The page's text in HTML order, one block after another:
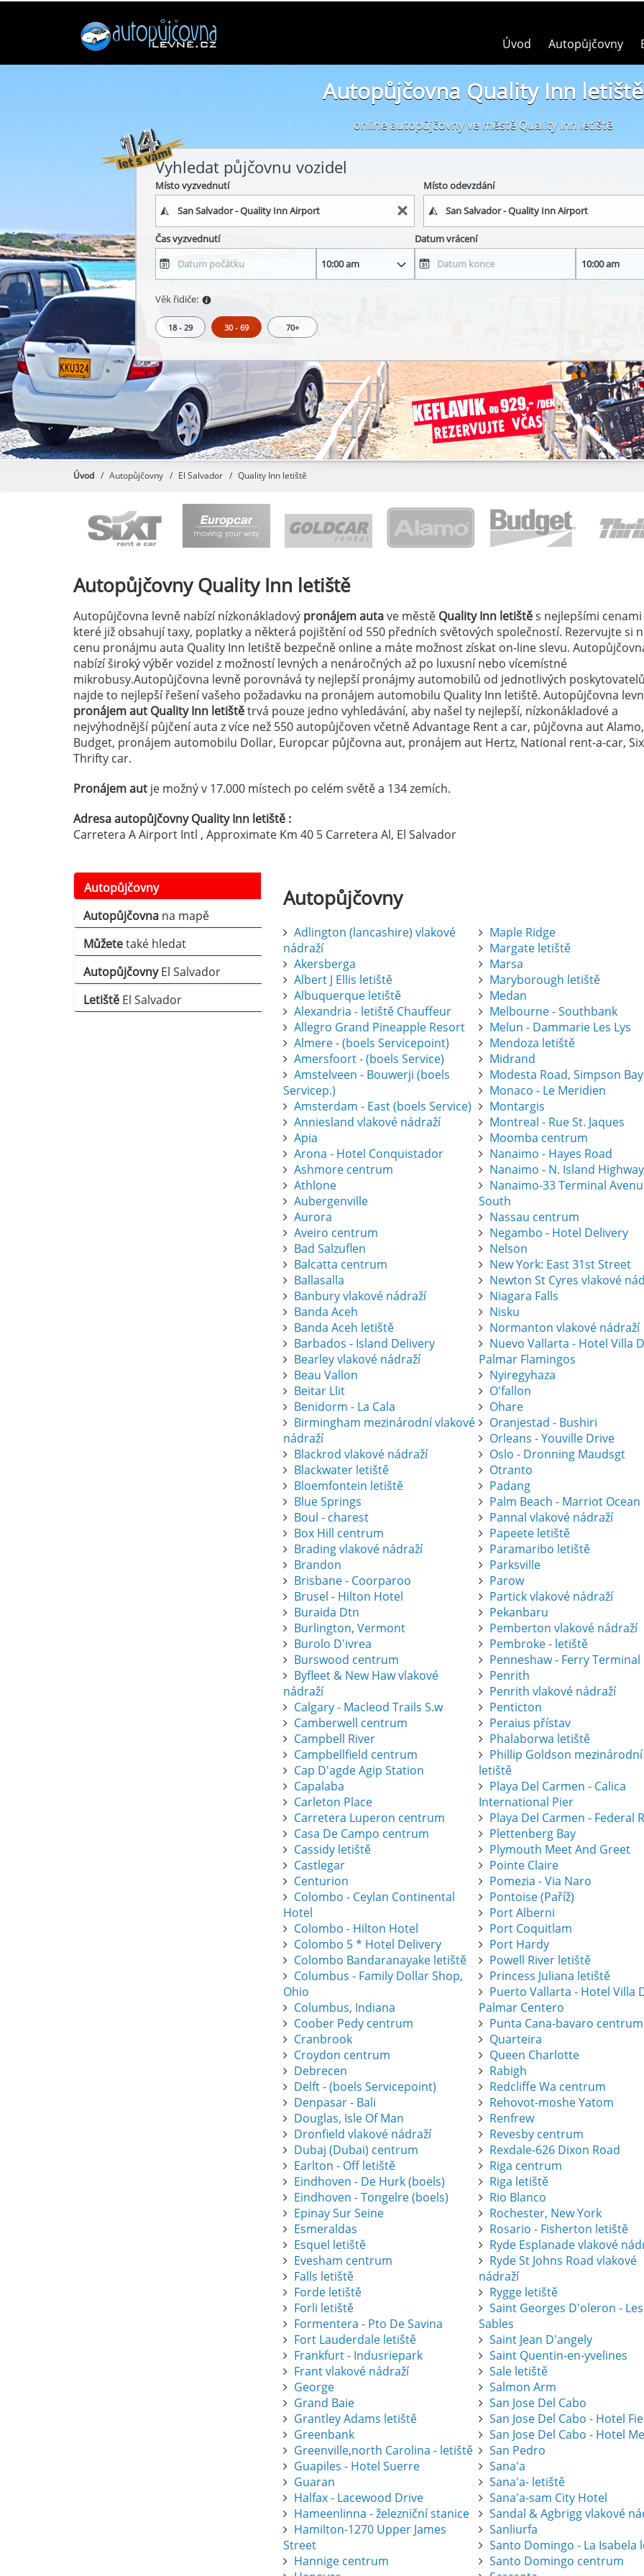
Úvod Autopůjčovny
Autopůjčovna Quality Inn letiště
online autopůjčovny ve městě Quality Inn letiště
Vyhledat půjčovnu vozidel
Místo vyzvednutí Místo odevzdání
Čas vyzvednutí Datum vrácení
Věk řidiče:
18 - 29 30 - 69 70+
Úvod Autopůjčovny El Salvador Quality Inn letiště
AutopůjčovnyQuality Inn letiště
Autopůjčovna levně nabízí nízkonákladový pronájem autave městě Quality Inn letištěs nejlepšími
které již obsahují taxy, poplatky a některá pojištění od 550 předních světových společností. Rezervujte si
cenu pronájmu auta Quality Inn letiště bezpečně online a máte možnost získat on-line slevu.
nabízí široký výběr vozidel z možností levných a nenáročných až po luxusní nebo vícemístné
mikrobusy.Autopůjčovna levně porovnává ty nejlepší pronájmy automobilů od jednotlivých
najde to nejlepší řešení vašeho požadavku na pronájem automobilu Quality Inn letiště. Autopůjčovna
pronájem aut Quality Inn letištětrvá pouze jedno vyhledávání, aby našel ty nejlepší, nízkonákladové a
nejvýhodnější půjčení auta z více než 550 autopůjčoven včetně Advantage Rent a car, půjčovna aut Alamo,
Budget, pronájem automobilu Dollar, Europcar půjčovna aut, pronájem aut Hertz, National rent-a-car,
Thrifty car.
Pronájem aut je možný v 17.000 místech po celém světě a 134 zemích.
Adresa autopůjčovny Quality Inn letiště :
Carretera A Airport Intl , Approximate Km 40 5 Carretera Al, El Salvador
Autopůjčovny
Autopůjčovna na mapě
Můžetetaké hledat
AutopůjčovnyEl Salvador
Letiště El Salvador
Autopůjčovny
Adlington (lancashire) vlakové
nádraží
Akersberga
Albert J Ellis letiště
Albuquerque letiště
Alexandria - letiště Chauffeur
Allegro Grand Pineapple Resort
Almere - (boels Servicepoint)
Amersfoort - (boels Service)
Amstelveen - Bouwerji (boels
Servicep.)
Amsterdam - East (boels Service)
Anniesland vlakové nádraží
Apia
Arona - Hotel Conquistador
Ashmore centrum
Athlone
Aubergenville
Aurora
Aveiro centrum
Bad Salzuflen
Balcatta centrum
Ballasalla
Banbury vlakové nádraží
Banda Aceh
Banda Aceh letiště
Barbados - Island Delivery
Bearley vlakové nádraží
Beau Vallon
Beitar Llit
Benidorm - La Cala
Birmingham mezinárodní vlakové
nádraží
Blackrod vlakové nádraží
Blackwater letiště
Bloemfontein letiště
Blue Springs
Boul - charest
Box Hill centrum
Brading vlakové nádraží
Brandon
Brisbane - Coorparoo
Brusel - Hilton Hotel
Buraida Dtn
Burlington, Vermont
Burolo D'ivrea
Burswood centrum
Byfleet & New Haw vlakové
nádraží
Calgary - Macleod Trails S.w
Camberwell centrum
Campbell River
Campbellfield centrum
Cap D'agde Agip Station
Capalaba
Carleton Place
Carretera Luperon centrum
Casa De Campo centrum
Cassidy letiště
Castlegar
Centurion
Colombo - Ceylan Continental
Hotel
Colombo - Hilton Hotel
Colombo 5 * Hotel Delivery
Colombo Bandaranayake letiště
Columbus - Family Dollar Shop,
Ohio
Columbus, Indiana
Coober Pedy centrum
Cranbrook
Croydon centrum
Debrecen
Delft - (boels Servicepoint)
Denpasar - Bali
Douglas, Isle Of Man
Dronfield vlakové nádraží
Dubaj (Dubai) centrum
Earlton - Off letiště
Eindhoven - De Hurk (boels)
Eindhoven - Tongelre (boels)
Epinay Sur Seine
Esmeraldas
Esquel letiště
Evesham centrum
Falls letiště
Forde letiště
Forli letiště
Formentera - Pto De Savina
Fort Lauderdale letiště
Frankfurt - Indusriepark
Frant vlakové nádraží
George
Grand Baie
Grantley Adams letiště
Greenbank
Greenville,north Carolina - letiště
Guapiles - Hotel Suerre
Guaran
Halfax - Lacewood Drive
Hameenlinna - železniční stanice
Hamilton-1270 Upper James
Street
Hannige centrum
Maple Ridge
Margate letiště
Marsa
Maryborough letiště
Medan
Melbourne - Southbank
Melun - Dammarie Les Lys
Mendoza letiště
Midrand
Modesta Road, Simpson Bay
Monaco - Le Meridien
Montargis
Montreal - Rue St. Jaques
Moomba centrum
Nanaimo - Hayes Road
Nanaimo - N. Island Highway
Nanaimo-33 Terminal
South
Nassau centrum
Negambo - Hotel Delivery
Nelson
New York: East 31st Street
Newton St Cyres vlakové
Niagara Falls
Nisku
Normanton vlakové nádraží
Nuevo Vallarta - Hotel Villa
Palmar Flamingos
Nyiregyhaza
O'fallon
Ohare
Oranjestad - Bushiri
Orleans - Youville Drive
Oslo - Dronning Maudsgt
Otranto
Padang
Palm Beach - Marriot Ocean
Pannal vlakové nádraží
Papeete letiště
Paramaribo letiště
Parksville
Parow
Partick vlakové nádraží
Pekanbaru
Pemberton vlakové nádraží
Pembroke - letiště
Penneshaw - Ferry Terminal
Penrith
Penrith vlakové nádraží
Penticton
Peraius přístav
Phalaborwa letiště
Phillip Goldson mezinárodní
letiště
Playa Del Carmen - Calica
International Pier
Playa Del Carmen - Federal
Plettenberg Bay
Plymouth Meet And Greet
Pointe Claire
Pomezia - Via Naro
Pontoise (Paříž)
Port Alberni
Port Coquitlam
Port Hardy
Powell River letiště
Princess Juliana letiště
Puerto Vallarta - Hotel Villa
Palmar Centero
Punta Cana-bavaro centrum
Quarteira
Queen Charlotte
Rabigh
Redcliffe Wa centrum
Rehovot-moshe Yatom
Renfrew
Revesby centrum
Rexdale-626 Dixon Road
Riga centrum
Riga letiště
Rio Blanco
Rochester, New York
Rosario - Fisherton letiště
Ryde Esplanade vlakové
Ryde St Johns Road vlakové
nádraží
Rygge letiště
Saint Georges D'oleron - Les
Sables
Saint Jean D'angely
Saint Quentin-en-yvelines
Sale letiště
Salmon Arm
San Jose Del Cabo
San Jose Del Cabo - Hotel
San Jose Del Cabo - Hotel
San Pedro
Sana'a
Sana'a- letiště
Sana'a-sam City Hotel
Sandal & Agbrigg vlakové
Sanliurfa
Santo Domingo - La Isabela
Santo Domingo centrum